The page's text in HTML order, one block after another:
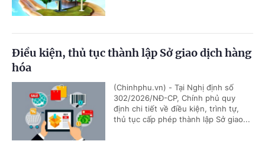
Điều kiện, thủ tục thành lập Sở giao dịch hàng
hóa
(Chinhphu.vn) - Tại Nghị định số
302/2026/NĐ-CP, Chính phủ quy
định chi tiết về điều kiện, trình tự,
thủ tục cấp phép thành lập Sở giao...